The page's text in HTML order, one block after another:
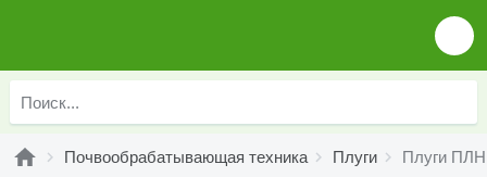
Почвообрабатывающая техника Плуги Плуги ПЛН